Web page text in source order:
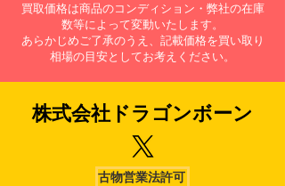
買取価格は商品のコンディション・弊社の在庫
数等によって変動いたします。
あらかじめご了承のうえ、記載価格を買い取り
相場の目安としてお考えください。
株式会社​ドラゴンボーン
古物営業法許可